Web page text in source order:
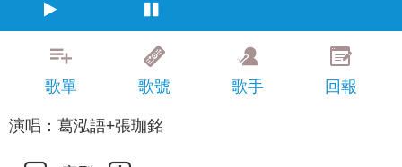
歌單 歌號 歌手
回報
演唱：葛泓語+張珈銘